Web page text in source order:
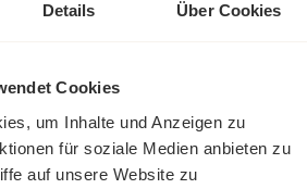
Details Über Cookies
Cookies
um Inhalte und Anzeigen zu
für soziale Medien anbieten zu
auf unsere Website zu